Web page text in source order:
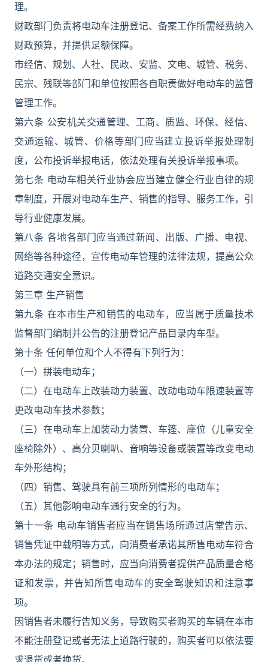
理。
财政部门负责将电动车注册登记、备案工作所需经费纳入
财政预算，并提供足额保障。
市经信、规划、人社、民政、安监、文电、城管、税务、
民宗、残联等部门和单位按照各自职责做好电动车的监督
管理工作。
第六条 公安机关交通管理、工商、质监、环保、经信、
交通运输、城管、价格等部门应当建立投诉举报处理制
度，公布投诉举报电话，依法处理有关投诉举报事项。
第七条 电动车相关行业协会应当建立健全行业自律的规
章制度，开展对电动车生产、销售的指导、服务工作，引
导行业健康发展。
第八条 各地各部门应当通过新闻、出版、广播、电视、
网络等各种途径，宣传电动车管理的法律法规，提高公众
道路交通安全意识。
第三章 生产销售
第九条 在本市生产和销售的电动车，应当属于质量技术
监督部门编制并公告的注册登记产品目录内车型。
第十条 任何单位和个人不得有下列行为：
（一）拼装电动车；
（二）在电动车上改装动力装置、改动电动车限速装置等
更改电动车技术参数；
（三）在电动车上加装动力装置、车篷、座位（儿童安全
座椅除外）、高分贝喇叭、音响等设备或装置等改变电动
车外形结构；
（四）销售、驾驶具有前三项所列情形的电动车；
（五）其他影响电动车通行安全的行为。
第十一条 电动车销售者应当在销售场所通过店堂告示、
销售凭证中载明等方式，向消费者承诺其所售电动车符合
本办法的规定；销售时，应当向消费者提供产品质量合格
证和发票，并告知所售电动车的安全驾驶知识和注意事
项。
因销售者未履行告知义务，导致购买者购买的车辆在本市
不能注册登记或者无法上道路行驶的，购买者可以依法要
求退货或者换货。